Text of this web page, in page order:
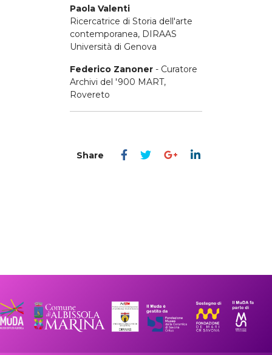
Paola Valenti
Ricercatrice di Storia dell'arte
contemporanea, DIRAAS
Università di Genova
Federico Zanoner - Curatore
Archivi del '900 MART,
Rovereto